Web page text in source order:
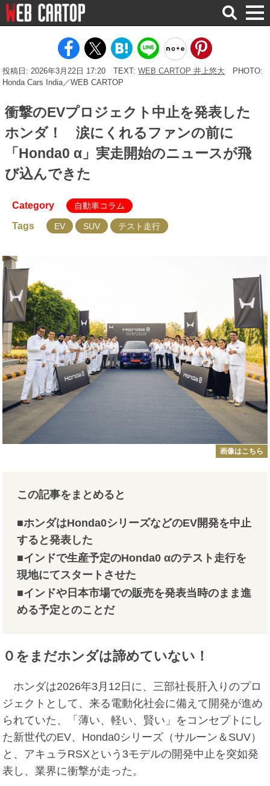
検
索
投稿日: 2026年3月22日 17:20 TEXT:WEB CARTOP 井上悠大
PHOTO:
Honda Cars India／WEB CARTOP
衝撃のEVプロジェクト中止を発表した
ホンダ！ 涙にくれるファンの前に
「Honda0 α」実走開始のニュースが飛
び込んできた
Category 自動車コラム
Tags EV SUV テスト走行
画像はこちら
この記事をまとめると
■ホンダはHonda0シリーズなどのEV開発を中止
すると発表した
■インドで生産予定のHonda0 αのテスト走行を
現地にてスタートさせた
■インドや日本市場での販売を発表当時のまま進
める予定とのことだ
０をまだホンダは諦めていない！
ホンダは2026年3月12日に、三部社長肝入りのプロ
ジェクトとして、来る電動化社会に備えて開発が進め
られていた、「薄い、軽い、賢い」をコンセプトにし
た新世代のEV、Honda0シリーズ（サルーン＆SUV）
と、アキュラRSXという3モデルの開発中止を突如発
表し、業界に衝撃が走った。